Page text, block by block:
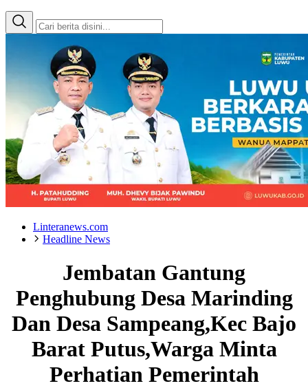
Linteranews.com
Headline News
Jembatan Gantung
Penghubung Desa Marinding
Dan Desa Sampeang,Kec Bajo
Barat Putus,Warga Minta
Perhatian Pemerintah